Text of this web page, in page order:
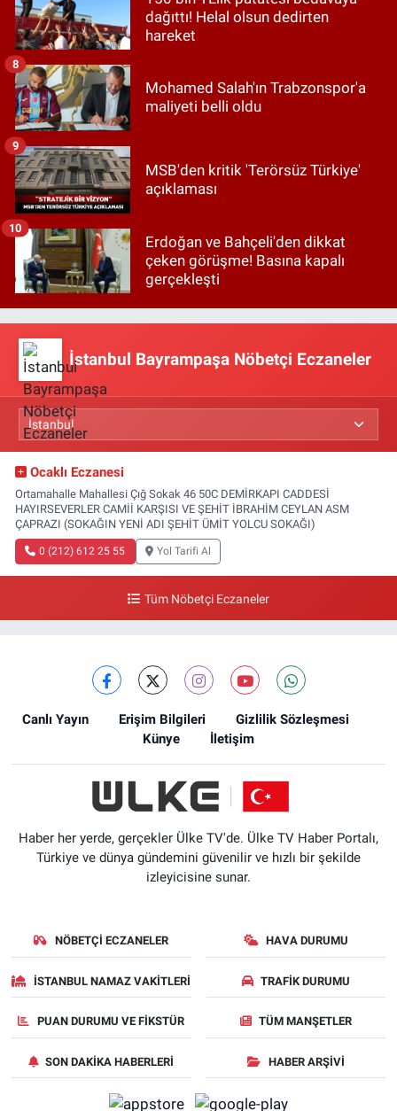
dağıttı! Helal olsun dedirten
hareket
Mohamed Salah'ın Trabzonspor'a
maliyeti belli oldu
8
MSB'den kritik 'Terörsüz Türkiye'
açıklaması
9
Erdoğan ve Bahçeli'den dikkat
çeken görüşme! Basına kapalı
gerçekleşti
10
İstanbul Bayrampaşa Nöbetçi Eczaneler
Ocaklı Eczanesi
Ortamahalle Mahallesi Çığ Sokak 46 50C DEMİRKAPI CADDESİ
HAYIRSEVERLER CAMİİ KARŞISI VE ŞEHİT İBRAHİM CEYLAN ASM
ÇAPRAZI (SOKAĞIN YENİ ADI ŞEHİT ÜMİT YOLCU SOKAĞI)
0 (212) 612 25 55 Yol Tarifi Al
Tüm Nöbetçi Eczaneler
Canlı Yayın Erişim Bilgileri
Gizlilik Sözleşmesi
Künye
İletişim
Haber her yerde, gerçekler Ülke TV'de. Ülke TV Haber Portalı,
Türkiye ve dünya gündemini güvenilir ve hızlı bir şekilde
izleyicisine sunar.
NÖBETÇI ECZANELER HAVA DURUMU
İSTANBUL NAMAZ VAKITLERI TRAFIK DURUMU
PUAN DURUMU VE FIKSTÜR TÜM MANŞETLER
SON DAKIKA HABERLERI HABER ARŞIVI